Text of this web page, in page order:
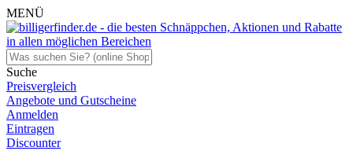
MENÜ
Suche
Preisvergleich
Angebote und Gutscheine
Anmelden
Eintragen
Discounter